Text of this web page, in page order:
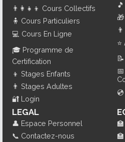
👨‍👩‍👧‍👦 Cours Collectifs
🧍 Cours Particuliers
💻 Cours En Ligne
🎓 Programme de
Certification
👦 Stages Enfants
👨 Stages Adultes
🔐 Login
🎵
🎁
⭐
📝
📅
💿
LEGAL
👤 Espace Personnel
📞 Contactez-nous
🏫
🏫